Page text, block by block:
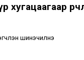
шинэчилнэ